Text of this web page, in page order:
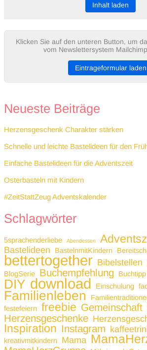
Inhalt laden
Klicken Sie auf den unteren Button, um
vom Newslettersystem
Eintrageformular laden
Neueste Beiträge
Herzensgeschenk Charakter stärken
Schnelle und leichte Bastelideen für den
Einfache Bastelideen für die Adventszeit
Osterbasteln mit Kindern
#ZeitStattZeug Adventskalender
Schlagwörter
5sprachenderliebe Abendessen
Bastelideen BastelnmitKindern
bettertogether Bibelstellen
BlogSerie
Buchempfehlung Buchtipp
DIY download Einschulung
Familienleben
festefeiern freebie Gemeinschaft
Herzensgeschenke
Inspiration Instagram
kreativmitkindern Mama